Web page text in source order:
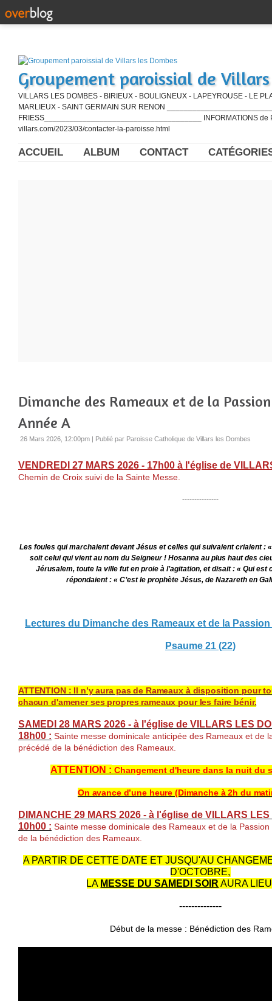
Groupement paroissial de
VILLARS LES DOMBES - BIRIEUX - BOULIGNEUX - LAPEYROUSE - LE
MARLIEUX - SAINT GERMAIN SUR RENON
FRIESS_____________________________________ INFORMATIONS de
villars.com/2023/03/contacter-la-paroisse.html
ACCUEIL ALBUM CONTACT
Dimanche des Rameaux et de la
Année A
26 Mars 2026, 12:00pm | Publié par Paroisse Catholique de Villars les Dombes
VENDREDI 27 MARS 2026 - 17h00 à l'église de
Chemin de Croix suivi de la Sainte Messe.
---------------
Les foules qui marchaient devant Jésus et celles qui suivaient criaient :
soit celui qui vient au nom du Seigneur ! Hosanna au plus haut des
Jérusalem, toute la ville fut en proie à l’agitation, et disait : « Qui est
répondaient : « C’est le prophète Jésus, de Nazareth en
Lectures du Dimanche des Rameaux et de la
Psaume 21 (22)
ATTENTION : Il n’y aura pas de Rameaux à disposition pour
chacun d'amener ses propres rameaux pour les faire bénir.
SAMEDI 28 MARS 2026 - à l'église de VILLARS LES
18h00 : Sainte messe dominicale anticipée des Rameaux et de
précédé de la bénédiction des Rameaux.
ATTENTION : Changement d'heure dans la nuit du
On avance d’une heure (Dimanche à 2h du
DIMANCHE 29 MARS 2026 - à l'église de VILLARS LES
10h00 : Sainte messe dominicale des Rameaux et de la
de la bénédiction des Rameaux.
A PARTIR DE CETTE DATE ET JUSQU'AU
D'OCTOBRE,
LA MESSE DU SAMEDI SOIR AURA
--------------
Début de la messe : Bénédiction des